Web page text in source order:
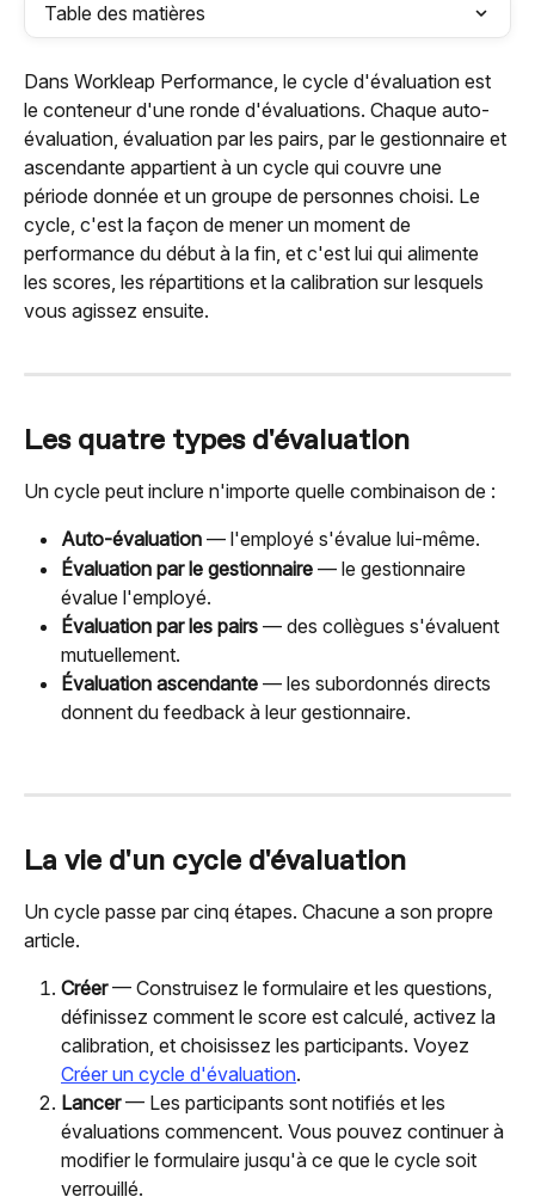
Table des matières
Dans Workleap Performance, le cycle d'évaluation est
le conteneur d'une ronde d'évaluations. Chaque auto-
évaluation, évaluation par les pairs, par le gestionnaire et
ascendante appartient à un cycle qui couvre une
période donnée et un groupe de personnes choisi. Le
cycle, c'est la façon de mener un moment de
performance du début à la fin, et c'est lui qui alimente
les scores, les répartitions et la calibration sur lesquels
vous agissez ensuite.
Les quatre types d'évaluation
Un cycle peut inclure n'importe quelle combinaison de :
Auto-évaluation — l'employé s'évalue lui-même.
Évaluation par le gestionnaire — le gestionnaire
évalue l'employé.
Évaluation par les pairs — des collègues s'évaluent
mutuellement.
Évaluation ascendante — les subordonnés directs
donnent du feedback à leur gestionnaire.
La vie d'un cycle d'évaluation
Un cycle passe par cinq étapes. Chacune a son propre
article.
Créer — Construisez le formulaire et les questions,
définissez comment le score est calculé, activez la
calibration, et choisissez les participants. Voyez
Créer un cycle d'évaluation.
Lancer — Les participants sont notifiés et les
évaluations commencent. Vous pouvez continuer à
modifier le formulaire jusqu'à ce que le cycle soit
verrouillé.